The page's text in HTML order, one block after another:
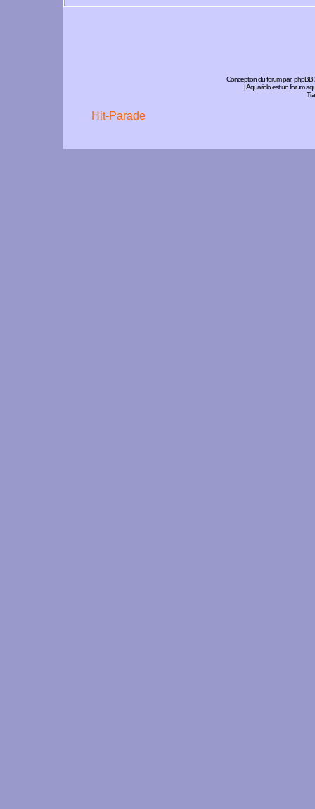
Conception du forum par:phpBB
| Aquariolo est un forum